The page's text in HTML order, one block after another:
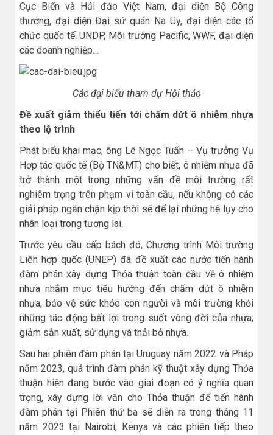
Cục Biển và Hải đảo Việt Nam, đại diện Bộ Công
thương, đại diện Đại sứ quán Na Uy, đại diện các tổ
chức quốc tế: UNDP, Môi trường Pacific, WWF, đại diện
các doanh nghiệp…
Các đại biểu tham dự Hội thảo
Đề xuất giảm thiểu tiến tới chấm dứt ô nhiễm nhựa
theo lộ trình
Phát biểu khai mạc, ông Lê Ngọc Tuấn – Vụ trưởng Vụ
Hợp tác quốc tế (Bộ TN&MT) cho biết, ô nhiễm nhựa đã
trở thành một trong những vấn đề môi trường rất
nghiêm trọng trên phạm vi toàn cầu, nếu không có các
giải pháp ngăn chặn kịp thời sẽ để lại những hệ lụy cho
nhân loại trong tương lai.
Trước yêu cầu cấp bách đó, Chương trình Môi trường
Liên hợp quốc (UNEP) đã đề xuất các nước tiến hành
đàm phán xây dựng Thỏa thuận toàn cầu về ô nhiễm
nhựa nhằm mục tiêu hướng đến chấm dứt ô nhiễm
nhựa, bảo vệ sức khỏe con người và môi trường khỏi
những tác động bất lợi trong suốt vòng đời của nhựa;
giảm sản xuất, sử dụng và thải bỏ nhựa.
Sau hai phiên đàm phán tại Uruguay năm 2022 và Pháp
năm 2023, quá trình đàm phán kỹ thuật xây dựng Thỏa
thuận hiện đang bước vào giai đoạn có ý nghĩa quan
trọng, xây dựng lời văn cho Thỏa thuận để tiến hành
đàm phán tại Phiên thứ ba sẽ diễn ra trong tháng 11
năm 2023 tại Nairobi, Kenya và các phiên tiếp theo